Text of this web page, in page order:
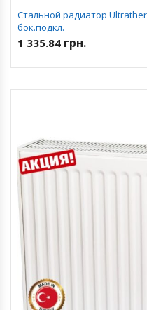
Стальной радиатор
бок.подкл.
1 335.84 грн.